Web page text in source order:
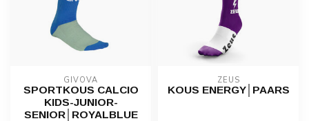
GIVOVA
SPORTKOUS CALCIO
KIDS-JUNIOR-
SENIOR│ROYALBLUE
ZEUS
KOUS ENERGY│PAARS